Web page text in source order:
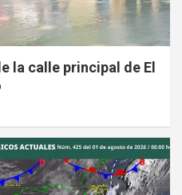
la calle principal de El